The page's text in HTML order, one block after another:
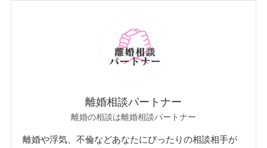
離婚相談パートナー
離婚の相談は離婚相談パートナー
離婚や浮気、不倫などあなたにぴったりの相談相手が